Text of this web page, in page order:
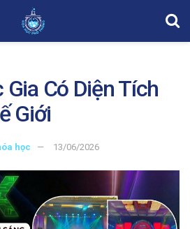
Gia Có Diện Tích
Giới
học 13/06/2026